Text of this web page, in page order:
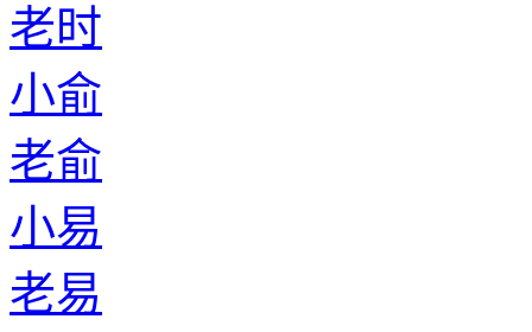
老时
小俞
老俞
小易
老易